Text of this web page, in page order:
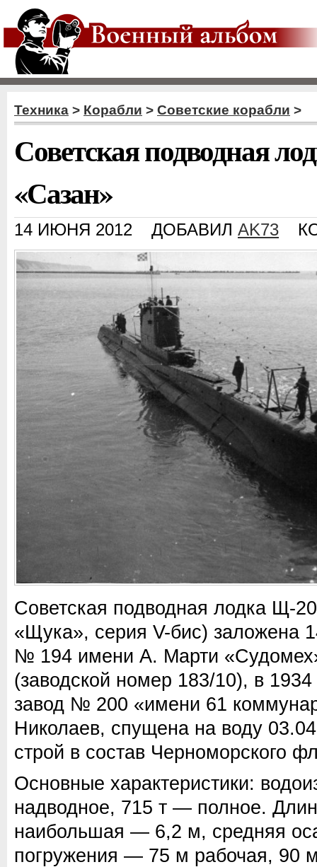
Техника > Корабли > Советские корабли >
Советская подводная
«Сазан»
14 ИЮНЯ 2012 ДОБАВИЛ AK73
Советская подводная лодка Щ-
«Щука», серия V-бис) заложена
№ 194 имени А. Марти
(заводской номер 183/10), в 1934
завод № 200 «имени 61
Николаев, спущена на воду
строй в состав Черноморского
Основные характеристики:
надводное, 715 т — полное.
наибольшая — 6,2 м, средняя
погружения — 75 м рабочая, 90